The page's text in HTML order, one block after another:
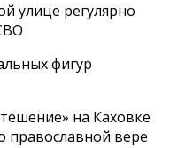
улице регулярно
фигур
на Каховке
православной вере